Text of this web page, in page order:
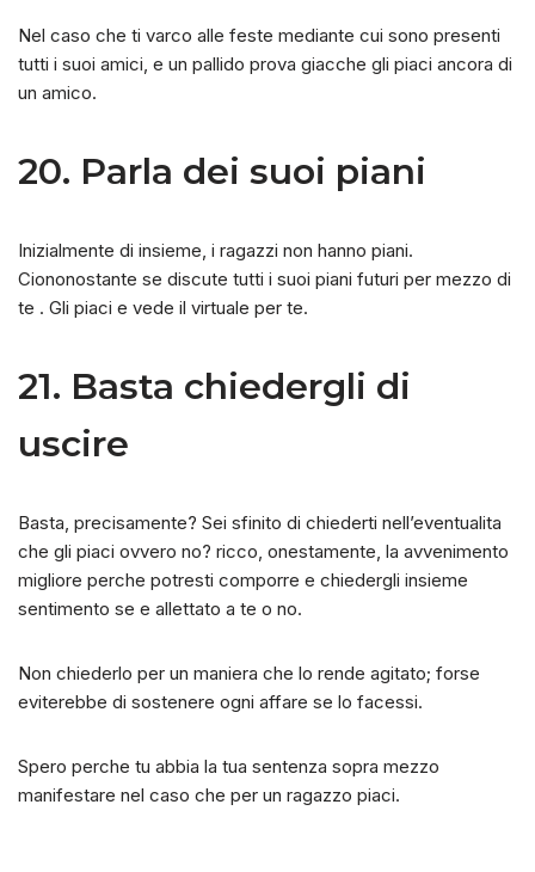
Nel caso che ti varco alle feste mediante cui sono presenti
tutti i suoi amici, e un pallido prova giacche gli piaci ancora di
un amico.
20. Parla dei suoi piani
Inizialmente di insieme, i ragazzi non hanno piani.
Ciononostante se discute tutti i suoi piani futuri per mezzo di
te . Gli piaci e vede il virtuale per te.
21. Basta chiedergli di
uscire
Basta, precisamente? Sei sfinito di chiederti nell’eventualita
che gli piaci ovvero no? ricco, onestamente, la avvenimento
migliore perche potresti comporre e chiedergli insieme
sentimento se e allettato a te o no.
Non chiederlo per un maniera che lo rende agitato; forse
eviterebbe di sostenere ogni affare se lo facessi.
Spero perche tu abbia la tua sentenza sopra mezzo
manifestare nel caso che per un ragazzo piaci.